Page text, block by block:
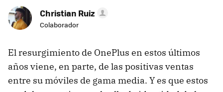
Christian Ruiz
Colaborador
El resurgimiento de OnePlus en estos últimos
años viene, en parte, de las positivas ventas
entre su móviles de gama media. Y es que estos